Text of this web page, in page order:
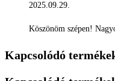
2025.09.29.
Köszönöm szépen!
Kapcsolódó